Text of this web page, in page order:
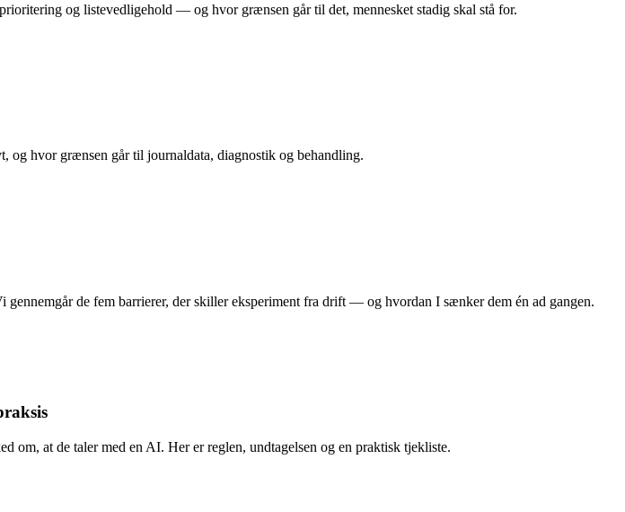
og listevedligehold — og hvor grænsen går til det, mennesket stadig skal stå for.
hvor grænsen går til journaldata, diagnostik og behandling.
de fem barrierer, der skiller eksperiment fra drift — og hvordan I sænker dem én ad gangen.
om, at de taler med en AI. Her er reglen, undtagelsen og en praktisk tjekliste.